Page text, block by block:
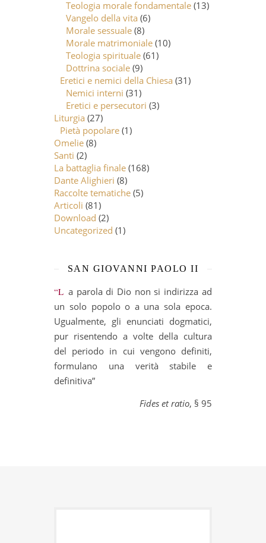
Teologia morale fondamentale (13)
Vangelo della vita (6)
Morale sessuale (8)
Morale matrimoniale (10)
Teologia spirituale (61)
Dottrina sociale (9)
Eretici e nemici della Chiesa (31)
Nemici interni (31)
Eretici e persecutori (3)
Liturgia (27)
Pietà popolare (1)
Omelie (8)
Santi (2)
La battaglia finale (168)
Dante Alighieri (8)
Raccolte tematiche (5)
Articoli (81)
Download (2)
Uncategorized (1)
SAN GIOVANNI PAOLO II
“La parola di Dio non si indirizza ad
un solo popolo o a una sola epoca.
Ugualmente, gli enunciati dogmatici,
pur risentendo a volte della cultura
del periodo in cui vengono definiti,
formulano una verità stabile e
definitiva”
Fides et ratio, § 95